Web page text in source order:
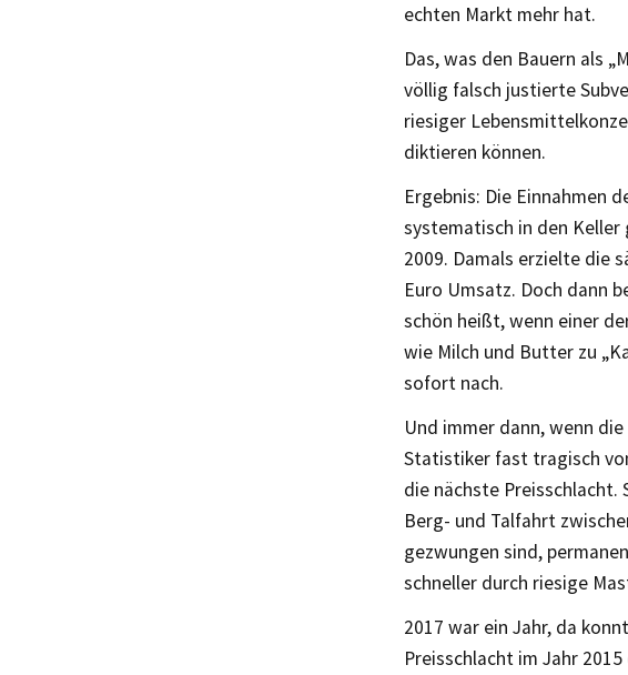
echten Markt mehr hat.
Das, was den Bauern als
völlig falsch justierte
riesiger
diktieren können.
Ergebnis: Die Einnahmen
systematisch in den Keller
2009. Damals erzielte die
Euro Umsatz. Doch dann
schön heißt, wenn einer
wie Milch und Butter zu
sofort nach.
Und immer dann, wenn
Statistiker fast tragisch
die nächste Preisschlacht.
Berg- und Talfahrt
gezwungen sind,
schneller durch riesige
2017 war ein Jahr, da
Preisschlacht im Jahr